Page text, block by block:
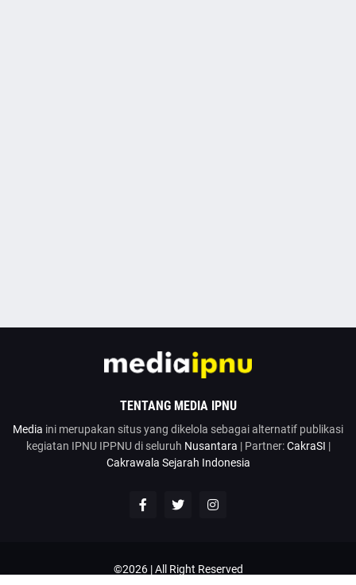
TENTANG MEDIA IPNU
Media ini merupakan situs yang dikelola sebagai alternatif publikasi
kegiatan IPNU IPPNU di seluruh Nusantara | Partner:CakraSI |
Cakrawala Sejarah Indonesia
©2026 | All Right Reserved